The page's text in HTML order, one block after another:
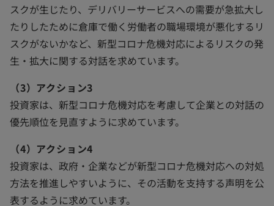
スクが生じたり、デリバリーサービスへの需要が急拡大し
たりしたために倉庫で働く労働者の職場環境が悪化するリ
スクがないかなど、新型コロナ危機対応によるリスクの発
生・拡大に関する対話を求めています。
（3）アクション3
投資家は、新型コロナ危機対応を考慮して企業との対話の
優先順位を見直すように求めています。
（4）アクション4
投資家は、政府・企業などが新型コロナ危機対応への対処
方法を推進しやすいように、その活動を支持する声明を公
表するように求めています。